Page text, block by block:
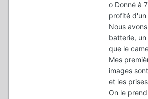
o Donné à
profité
Nous
batterie,
que le
Mes
images
et les
On le